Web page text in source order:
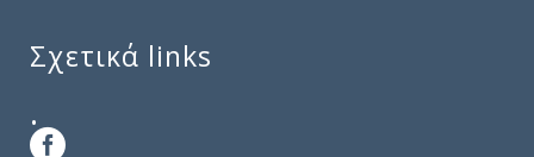
Σχετικά links
.